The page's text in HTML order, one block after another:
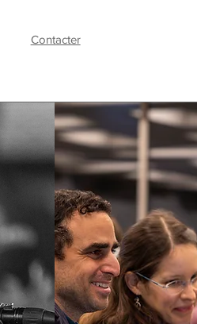
Contacter